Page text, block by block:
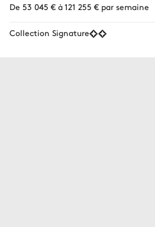
De 53 045 € à 121 255 € par semaine
Collection Signature